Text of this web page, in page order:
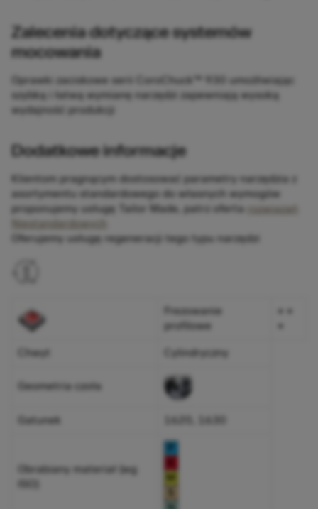
Zalecenia dotyczące systemów
mocowania
Oprawki zaciskowe serii CoroChuck™ 930 umożliwiając
szybką i łatwą wymianę narzędzi zapewniają wysoką
wydajność produkcji
Dodatkowe informacje
Klientom pragnącym dostosować parametry narzędzia z
asortymentu standardowego do własnych wymogów
proponujemy usługę Tailor Made, patrz oferta
rozwiązań
Niestandardowych
Oferujemy usługę regeneracji tego typu narzędzi
Frezowanie
profilowe
+ +
+
Chwyt
Cylindryczny
Geometria czoła
Gatunek
Obrabiany materiał (wg